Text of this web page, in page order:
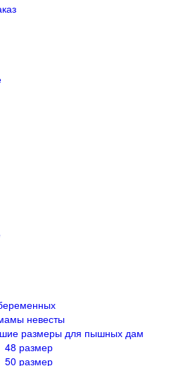
невесты
размеры для пышных дам
48 размер
50 размер